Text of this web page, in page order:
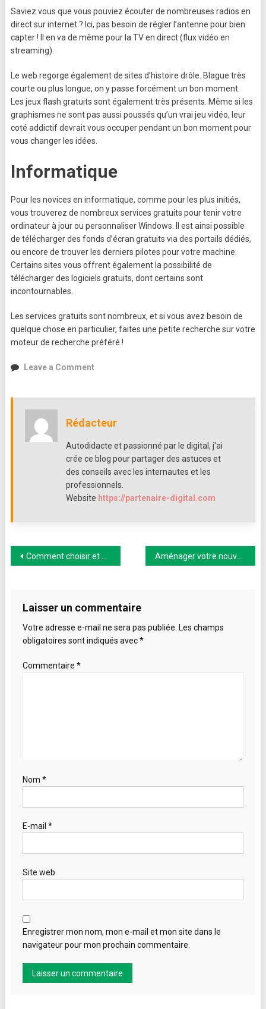
Saviez vous que vous pouviez écouter de nombreuses radios en
direct sur internet ? Ici, pas besoin de régler l’antenne pour bien
capter ! Il en va de même pour la TV en direct (flux vidéo en
streaming).
Le web regorge également de sites d’histoire drôle. Blague très
courte ou plus longue, on y passe forcément un bon moment.
Les jeux flash gratuits sont également très présents. Même si les
graphismes ne sont pas aussi poussés qu’un vrai jeu vidéo, leur
coté addictif devrait vous occuper pendant un bon moment pour
vous changer les idées.
Informatique
Pour les novices en informatique, comme pour les plus initiés,
vous trouverez de nombreux services gratuits pour tenir votre
ordinateur à jour ou personnaliser Windows. Il est ainsi possible
de télécharger des fonds d’écran gratuits via des portails dédiés,
ou encore de trouver les derniers pilotes pour votre machine.
Certains sites vous offrent également la possibilité de
télécharger des logiciels gratuits, dont certains sont
incontournables.
Les services gratuits sont nombreux, et si vous avez besoin de
quelque chose en particulier, faites une petite recherche sur votre
moteur de recherche préféré !
Leave a Commenton
de
gratuits
!
Rédacteur
Autodidacte et passionné par le digital, j'ai
crée ce blog pour partager des astuces et
des conseils avec les internautes et les
professionnels.
Website https://partenaire-digital.com
Navigation
l’article
Comment choisir et utiliser un climatiseur ? Aménager votre nouvelle maison – 10 conseils de professionnel pour aménager votre maison
Laisser un commentaire
Votre adresse e-mail ne sera pas publiée. Les champs
obligatoires sont indiqués avec*
Commentaire *
Nom *
E-mail *
Site web
Enregistrer mon nom, mon e-mail et mon site dans le
navigateur pour mon prochain commentaire.